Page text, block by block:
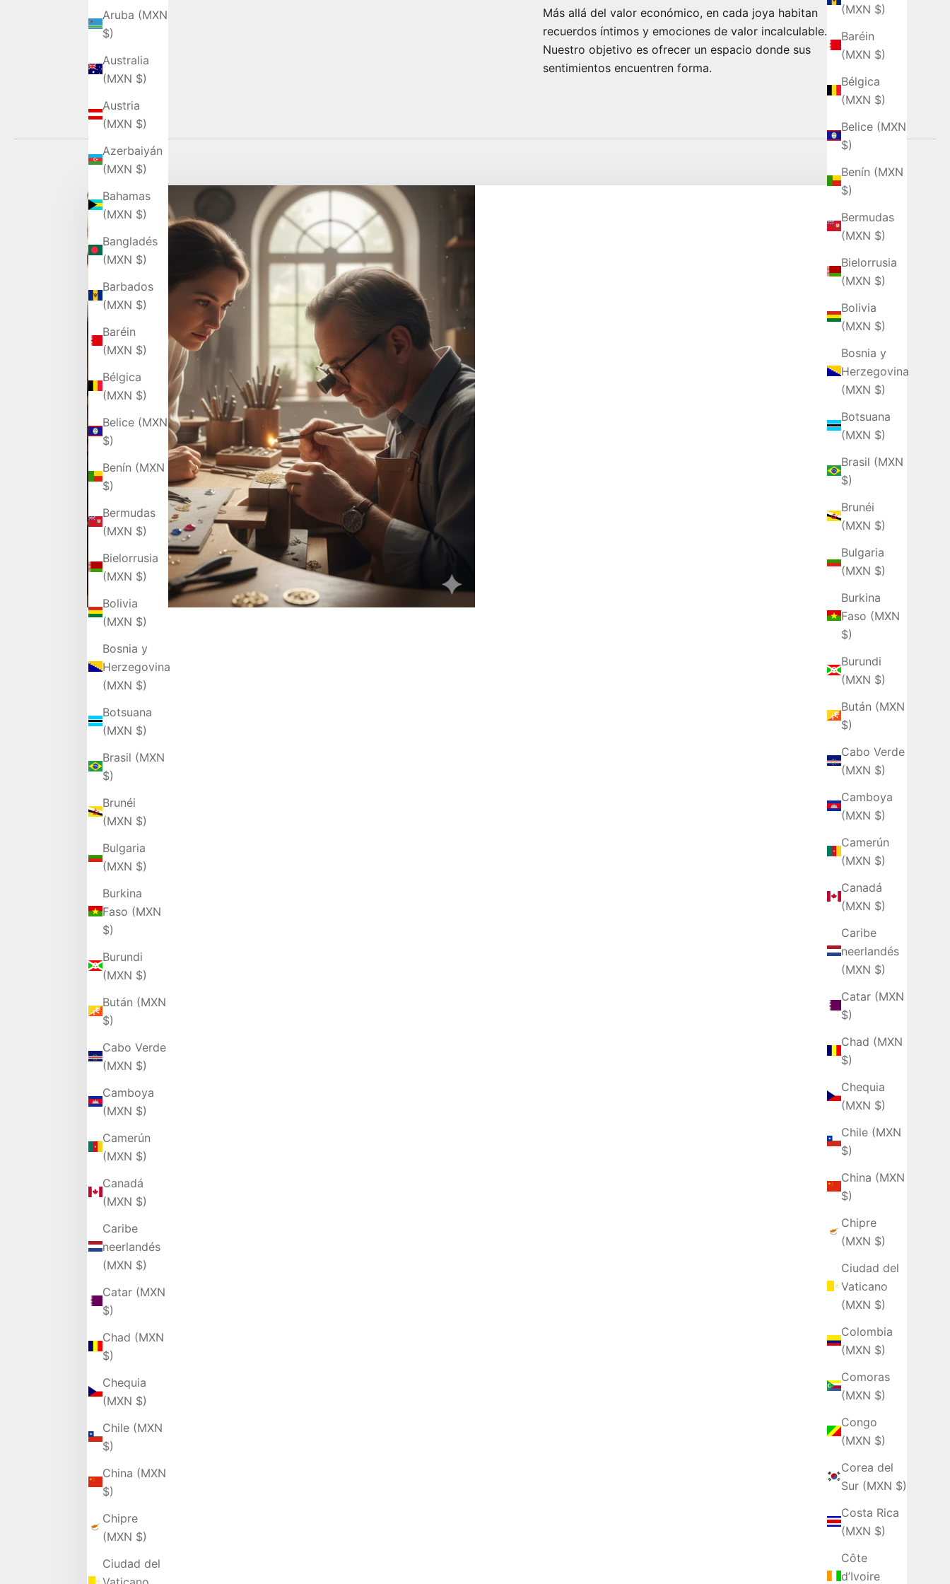
(MXN $)
Baréin
(MXN $)
Bélgica
(MXN $)
Belice (MXN
$)
Benín (MXN
$)
Bermudas
(MXN $)
Bielorrusia
(MXN $)
Bolivia
(MXN $)
Bosnia y
Herzegovina
(MXN $)
Botsuana
(MXN $)
Brasil (MXN
$)
Brunéi
(MXN $)
Bulgaria
(MXN $)
Burkina
Faso (MXN
$)
Burundi
(MXN $)
Bután (MXN
$)
Cabo Verde
(MXN $)
Camboya
(MXN $)
Camerún
(MXN $)
Canadá
(MXN $)
Caribe
neerlandés
(MXN $)
Catar (MXN
$)
Chad (MXN
$)
Chequia
(MXN $)
Chile (MXN
$)
China (MXN
$)
Chipre
(MXN $)
Ciudad del
Vaticano
(MXN $)
Colombia
(MXN $)
Comoras
(MXN $)
Congo
(MXN $)
Corea del
Sur (MXN $)
Costa Rica
(MXN $)
Côte
d’Ivoire
Aruba (MXN
$)
Australia
(MXN $)
Austria
(MXN $)
Azerbaiyán
(MXN $)
Bahamas
(MXN $)
Bangladés
(MXN $)
Barbados
(MXN $)
Baréin
(MXN $)
Bélgica
(MXN $)
Belice (MXN
$)
Benín (MXN
$)
Bermudas
(MXN $)
Bielorrusia
(MXN $)
Bolivia
(MXN $)
Bosnia y
Herzegovina
(MXN $)
Botsuana
(MXN $)
Brasil (MXN
$)
Brunéi
(MXN $)
Bulgaria
(MXN $)
Burkina
Faso (MXN
$)
Burundi
(MXN $)
Bután (MXN
$)
Cabo Verde
(MXN $)
Camboya
(MXN $)
Camerún
(MXN $)
Canadá
(MXN $)
Caribe
neerlandés
(MXN $)
Catar (MXN
$)
Chad (MXN
$)
Chequia
(MXN $)
Chile (MXN
$)
China (MXN
$)
Chipre
(MXN $)
Ciudad del
Más allá del valor económico, en cada joya habitan
recuerdos íntimos y emociones de valor incalculable.
Nuestro objetivo es ofrecer un espacio donde sus
sentimientos encuentren forma.